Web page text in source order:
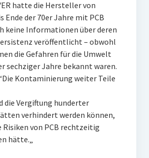
hatte die Hersteller von
Ende der 70er Jahre mit PCB
keine Informationen über deren
veröffentlicht – obwohl
die Gefahren für die Umwelt
sechziger Jahre bekannt waren.
Kontaminierung weiter Teile
die Vergiftung hunderter
verhindert werden können,
Risiken von PCB rechtzeitig
hätte.„